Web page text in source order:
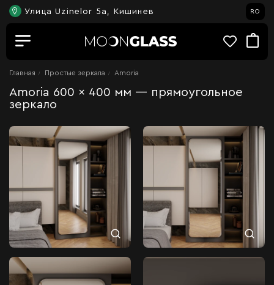
Улица Uzinelor 5a, Кишинев RO
Главная Простые зеркала Amoria
Amoria 600 × 400 мм — прямоугольное
зеркало